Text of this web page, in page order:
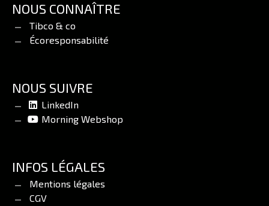
NOUS CONNAÎTRE
Tibco & co
Écoresponsabilité
NOUS SUIVRE
LinkedIn
Morning Webshop
INFOS LÉGALES
Mentions légales
CGV